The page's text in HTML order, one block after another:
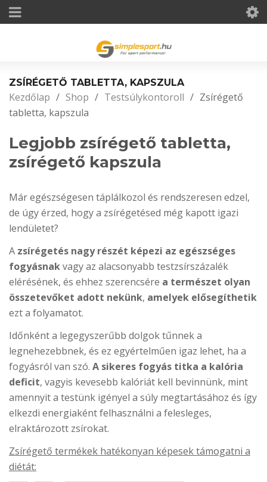
ZSÍRÉGETŐ TABLETTA, KAPSZULA
Kezdőlap / Shop / Testsúlykontoroll / Zsírégető
tabletta, kapszula
Legjobb zsírégető tabletta,
zsírégető kapszula
Már egészségesen táplálkozol és rendszeresen edzel,
de úgy érzed, hogy a zsírégetésed még kapott igazi
lendületet?
A zsírégetés nagy részét képezi az egészséges
fogyásnakvagy az alacsonyabb testzsírszázalék
elérésének, és ehhez szerencsére a természet olyan
összetevőket adott nekünk, amelyek elősegíthetik
ezt a folyamatot.
Időnként a legegyszerűbb dolgok tűnnek a
legnehezebbnek, és ez egyértelműen igaz lehet, ha a
fogyásról van szó. A sikeres fogyás titka a kalória
deficit, vagyis kevesebb kalóriát kell bevinnünk, mint
amennyit a testünk igényel a súly megtartásához és így
elkezdi energiaként felhasználni a felesleges,
elraktározott zsírokat.
Zsírégető termékek hatékonyan képesek támogatni a
diétát: